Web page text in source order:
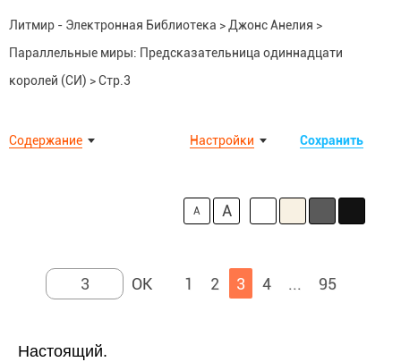
Литмир - Электронная Библиотека > Джонс Анелия >
Параллельные миры: Предсказательница одиннадцати
королей (СИ) >Стр.3
Содержание Сохранить
Настройки
A A
1 2 3 4 ... 95
Настоящий.